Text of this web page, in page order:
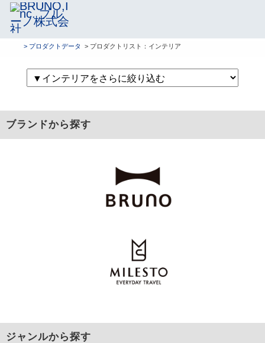
> プロダクトデータ > プロダクトリスト：インテリア
ブランドから探す
ジャンルから探す